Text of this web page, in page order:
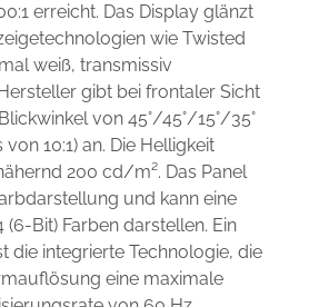
erreicht. Das Display glänzt
wie Twisted
weiß, transmissiv
gibt bei frontaler Sicht
von 45°/45°/15°/35°
10:1) an. Die Helligkeit
200 cd/m². Das Panel
und kann eine
(6-Bit) Farben darstellen. Ein
die integrierte Technologie, die
eine maximale